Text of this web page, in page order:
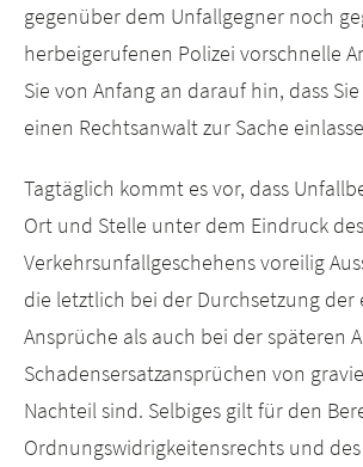
gegenüber dem Unfallgegner noch
herbeigerufenen Polizei vorschnelle
Sie von Anfang an darauf hin, dass
einen Rechtsanwalt zur Sache
Tagtäglich kommt es vor, dass
Ort und Stelle unter dem Eindruck des
Verkehrsunfallgeschehens voreilig
die letztlich bei der Durchsetzung der
Ansprüche als auch bei der späteren
Schadensersatzansprüchen von
Nachteil sind. Selbiges gilt für den
Ordnungswidrigkeitensrechts und des